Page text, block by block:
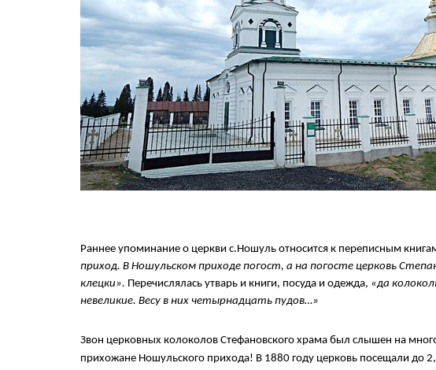
Раннее упоминание о церкви с.Ношуль относится к переписным
приход. В Ношульском приходе погост, а на погосте церковь
клецки». Перечислялась утварь и книги, посуда и одежда, «да
невеликие. Весу в них четырнадцать пудов…»
Звон церковных колоколов Стефановского храма был слышен на
прихожане Ношульского прихода! В 1880 году церковь посещали до